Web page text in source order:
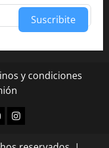
Suscribite
y condiciones
Instagram